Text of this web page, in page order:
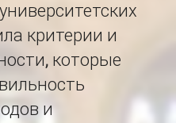
критерии и
которые
и